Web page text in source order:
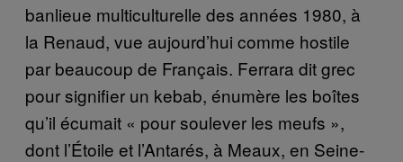
banlieue multiculturelle des années 1980, à
la Renaud, vue aujourd’hui comme hostile
par beaucoup de Français. Ferrara dit grec
pour signifier un kebab, énumère les boîtes
qu’il écumait « pour soulever les meufs »,
dont l’Étoile et l’Antarés, à Meaux, en Seine-